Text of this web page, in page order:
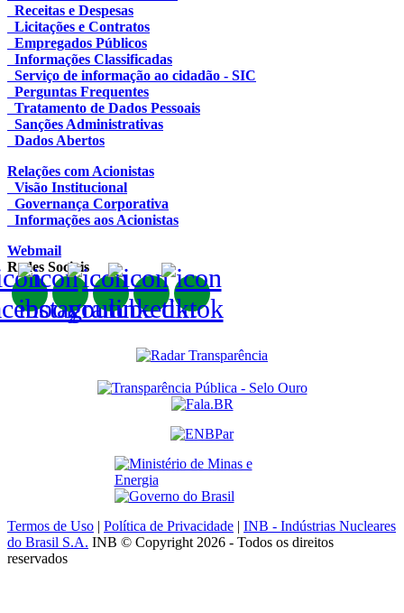
Receitas e Despesas
Licitações e Contratos
Empregados Públicos
Informações Classificadas
Serviço de informação ao cidadão - SIC
Perguntas Frequentes
Tratamento de Dados Pessoais
Sanções Administrativas
Dados Abertos
Relações com Acionistas
Visão Institucional
Governança Corporativa
Informações aos Acionistas
Webmail
Redes Sociais
Termos de Uso | Política de Privacidade | INB - Indústrias Nucleares
do Brasil S.A. INB © Copyright 2026 - Todos os direitos
reservados